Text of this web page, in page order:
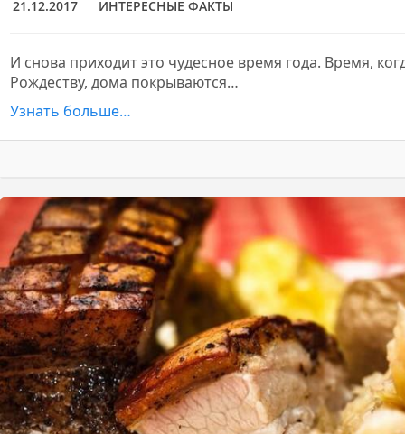
21.12.2017 ИНТЕРЕСНЫЕ ФАКТЫ
И снова приходит это чудесное время года. Время,
Рождеству, дома покрываются…
Узнать больше…